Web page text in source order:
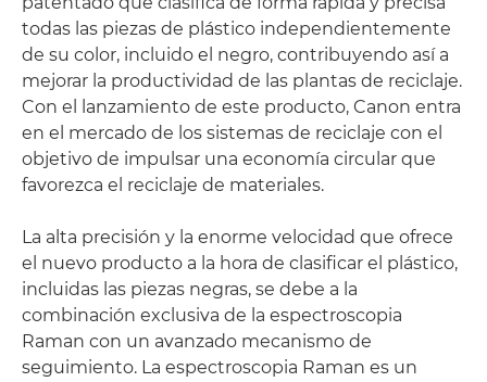
todas las piezas de plástico independientemente
de su color, incluido el negro, contribuyendo así a
mejorar la productividad de las plantas de reciclaje.
Con el lanzamiento de este producto, Canon entra
en el mercado de los sistemas de reciclaje con el
objetivo de impulsar una economía circular que
favorezca el reciclaje de materiales.
La alta precisión y la enorme velocidad que ofrece
el nuevo producto a la hora de clasificar el plástico,
incluidas las piezas negras, se debe a la
combinación exclusiva de la espectroscopia
Raman con un avanzado mecanismo de
seguimiento. La espectroscopia Raman es un